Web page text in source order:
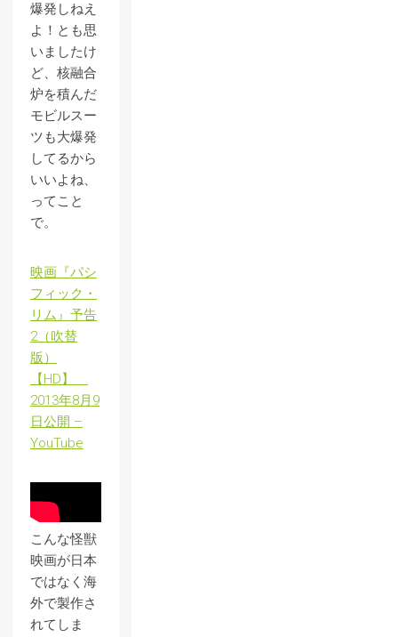
爆発しねえ
よ！とも思
いましたけ
ど、核融合
炉を積んだ
モビルスー
ツも大爆発
してるから
いいよね、
ってこと
で。
映画『パシ
フィック・
リム』予告
2（吹替
版）
【HD】
2013年8月9
日公開 –
YouTube
こんな怪獣
映画が日本
ではなく海
外で製作さ
れてしま